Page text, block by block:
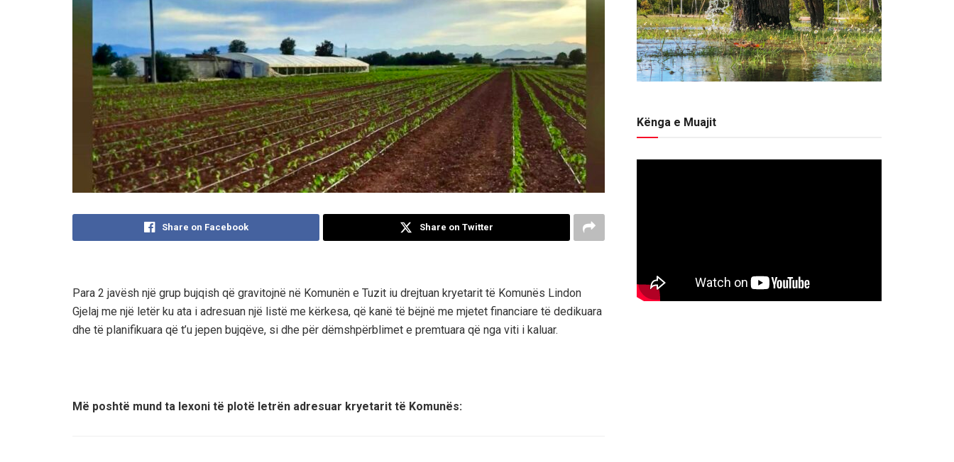
Share on Facebook Share on Twitter
Para 2 javësh një grup bujqish që gravitojnë në Komunën e Tuzit iu drejtuan kryetarit të Komunës Lindon
Gjelaj me një letër ku ata i adresuan një listë me kërkesa, që kanë të bëjnë me mjetet financiare të dedikuara
dhe të planifikuara që t’u jepen bujqëve, si dhe për dëmshpërblimet e premtuara që nga viti i kaluar.
Më poshtë mund ta lexoni të plotë letrën adresuar kryetarit të Komunës:
Kënga e Muajit